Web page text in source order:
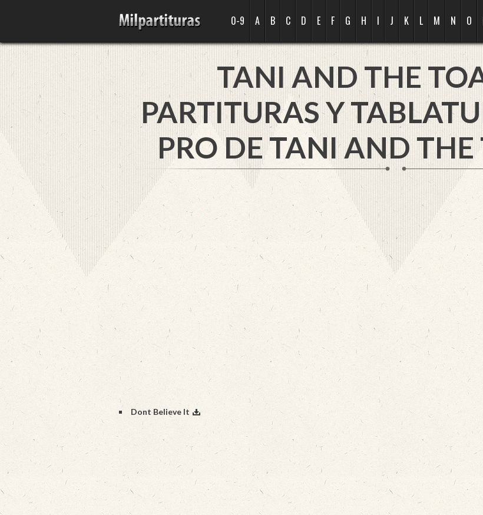
0-9 A B C D E F G H I J K L M N O
TANI AND THE
PARTITURAS Y
PRO DE TANI AND THE
Dont Believe It